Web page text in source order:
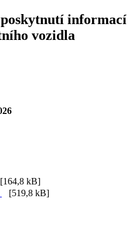
poskytnutí informací
vozidla
kB]
[519,8 kB]